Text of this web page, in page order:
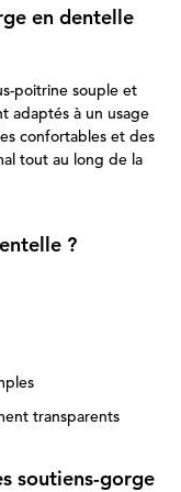
en dentelle
poitrine souple et
adaptés à un usage
confortables et des
tout au long de la
?
transparents
soutiens-gorge